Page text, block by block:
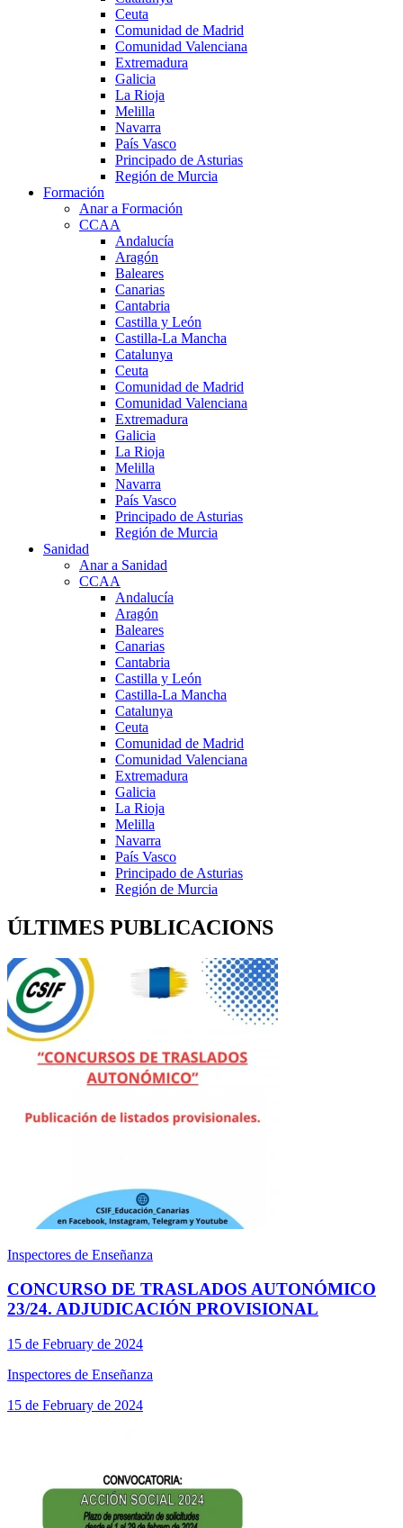
Ceuta
Comunidad de Madrid
Comunidad Valenciana
Extremadura
Galicia
La Rioja
Melilla
Navarra
País Vasco
Principado de Asturias
Región de Murcia
Formación
Anar a Formación
CCAA
Andalucía
Aragón
Baleares
Canarias
Cantabria
Castilla y León
Castilla-La Mancha
Catalunya
Ceuta
Comunidad de Madrid
Comunidad Valenciana
Extremadura
Galicia
La Rioja
Melilla
Navarra
País Vasco
Principado de Asturias
Región de Murcia
Sanidad
Anar a Sanidad
CCAA
Andalucía
Aragón
Baleares
Canarias
Cantabria
Castilla y León
Castilla-La Mancha
Catalunya
Ceuta
Comunidad de Madrid
Comunidad Valenciana
Extremadura
Galicia
La Rioja
Melilla
Navarra
País Vasco
Principado de Asturias
Región de Murcia
ÚLTIMES PUBLICACIONS
Inspectores de Enseñanza
CONCURSO DE TRASLADOS AUTONÓMICO
23/24. ADJUDICACIÓN PROVISIONAL
15 de February de 2024
Inspectores de Enseñanza
15 de February de 2024